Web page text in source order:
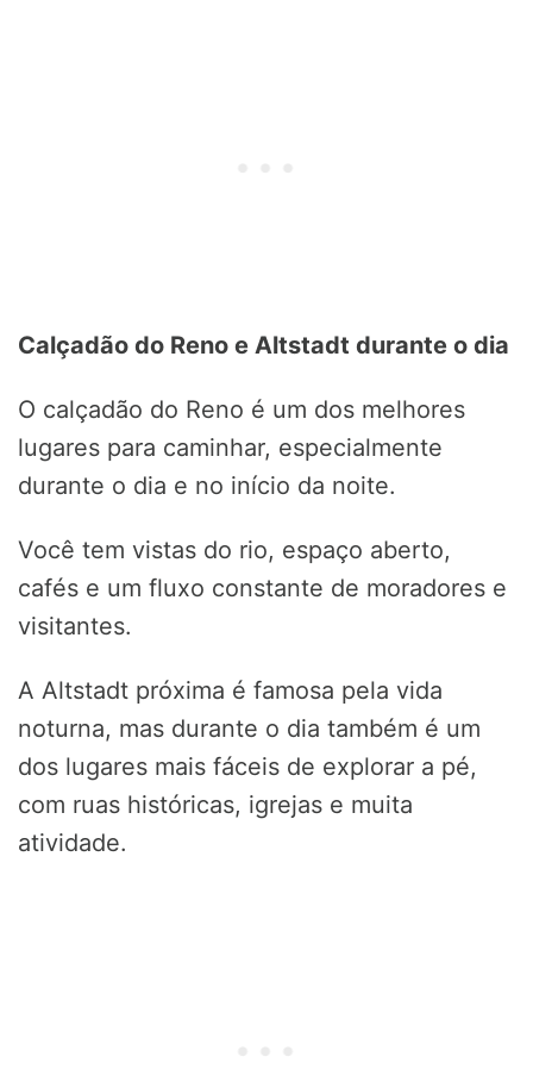
Calçadão do Reno e Altstadt durante o dia
O calçadão do Reno é um dos melhores
lugares para caminhar, especialmente
durante o dia e no início da noite.
Você tem vistas do rio, espaço aberto,
cafés e um fluxo constante de moradores e
visitantes.
A Altstadt próxima é famosa pela vida
noturna, mas durante o dia também é um
dos lugares mais fáceis de explorar a pé,
com ruas históricas, igrejas e muita
atividade.